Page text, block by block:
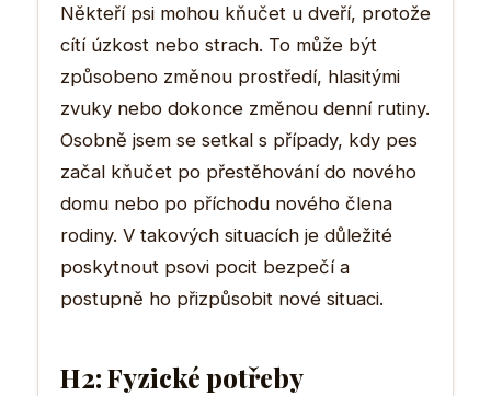
Někteří psi mohou kňučet u dveří, protože
cítí úzkost nebo strach. To může být
způsobeno změnou prostředí, hlasitými
zvuky nebo dokonce změnou denní rutiny.
Osobně jsem se setkal s případy, kdy pes
začal kňučet po přestěhování do nového
domu nebo po příchodu nového člena
rodiny. V takových situacích je důležité
poskytnout psovi pocit bezpečí a
postupně ho přizpůsobit nové situaci.
H2: Fyzické potřeby